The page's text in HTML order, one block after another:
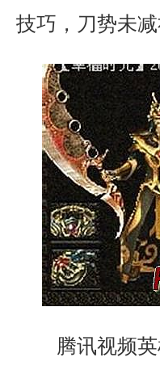
技巧，刀势未
腾讯视频